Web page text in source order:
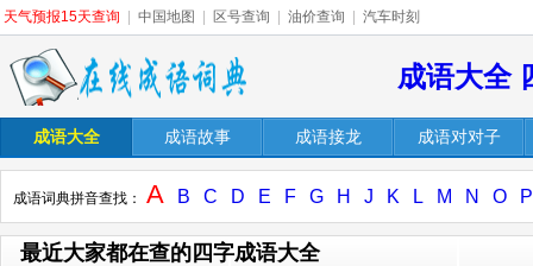
天气预报15天查询 中国地图 区号查询 油价查询 汽车时刻
成语大全
成语大全 成语故事 成语接龙 成语对对子
成语词典拼音查找： A B C D E F G H J K L M N O P
最近大家都在查的四字成语大全